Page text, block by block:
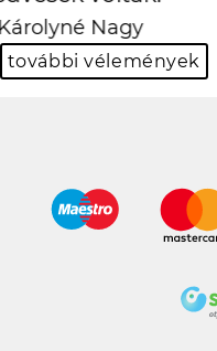
további vélemények